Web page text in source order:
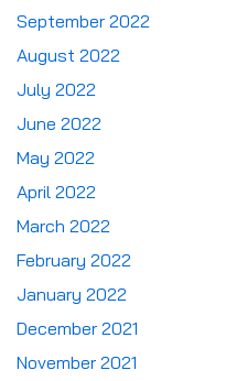
September 2022
August 2022
July 2022
June 2022
May 2022
April 2022
March 2022
February 2022
January 2022
December 2021
November 2021